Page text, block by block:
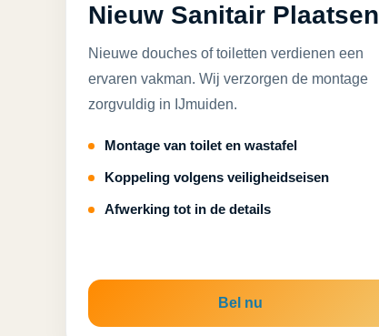
Nieuw Sanitair Plaatsen
Nieuwe douches of toiletten verdienen een
ervaren vakman. Wij verzorgen de montage
zorgvuldig in IJmuiden.
Montage van toilet en wastafel
Koppeling volgens veiligheidseisen
Afwerking tot in de details
Bel nu